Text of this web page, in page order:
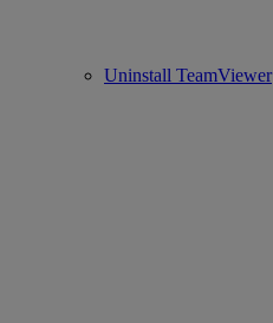
Uninstall TeamViewer